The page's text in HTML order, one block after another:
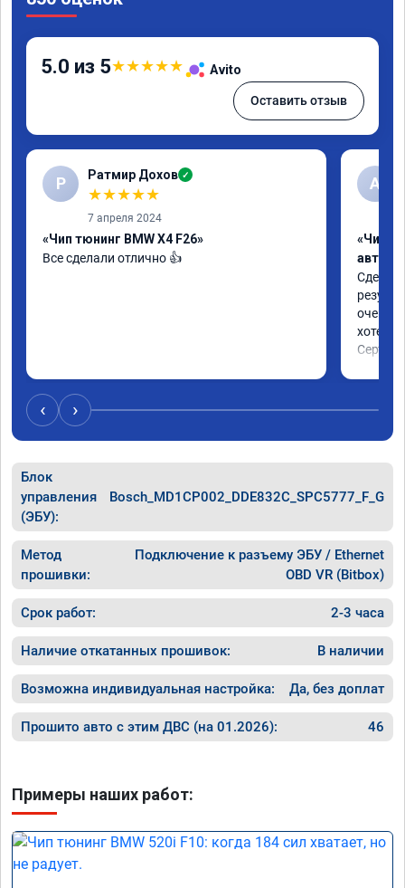
5.0 из 5★★★★★ Avito
Оставить отзыв
Р Ратмир Дохов ✓
★★★★★
7 апреля 2024
«Чип тюнинг BMW X4 F26»
Все сделали отлично 👍
A
«Чип
очень
хотел.
‹ ›
Блок
управления
(ЭБУ):
Bosch_MD1CP002_DDE832C_SPC5777_F_G
Метод
прошивки:
Подключение к разъему ЭБУ / Ethernet
OBD VR (Bitbox)
Срок работ: 2-3 часа
Наличие откатанных прошивок: В наличии
Возможна индивидуальная настройка: Да, без доплат
Прошито авто с этим ДВС (на 01.2026): 46
Примеры наших работ: